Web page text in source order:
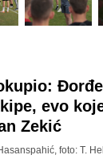
evo
Zekić
, foto: T.